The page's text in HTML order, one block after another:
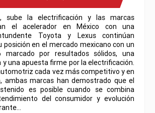
sube la electrificación y las marcas
el acelerador en México con una
Toyota y Lexus continúan
posición en el mercado mexicano con un
marcado por resultados sólidos, una
una apuesta firme por la electrificación.
cada vez más competitivo y en
ambas marcas han demostrado que el
es posible cuando se combina
del consumidor y evolución